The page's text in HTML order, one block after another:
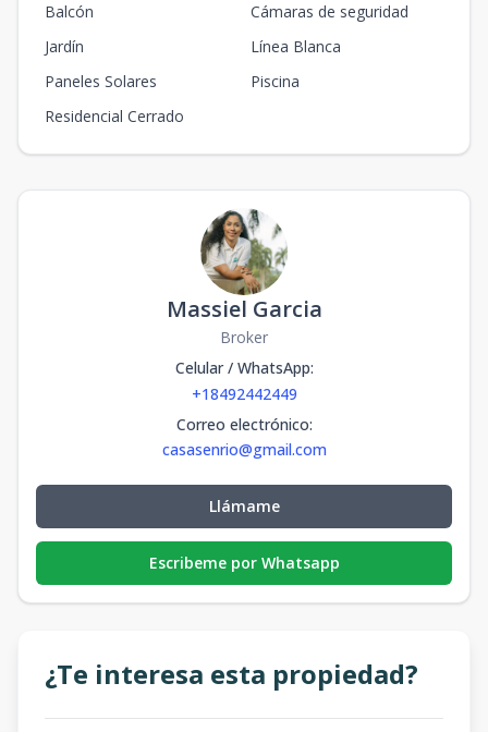
Balcón
Cámaras de seguridad
Jardín
Línea Blanca
Paneles Solares
Piscina
Residencial Cerrado
Massiel Garcia
Broker
Celular / WhatsApp:
+18492442449
Correo electrónico:
casasenrio@gmail.com
Llámame
Escribeme por Whatsapp
¿Te interesa esta propiedad?